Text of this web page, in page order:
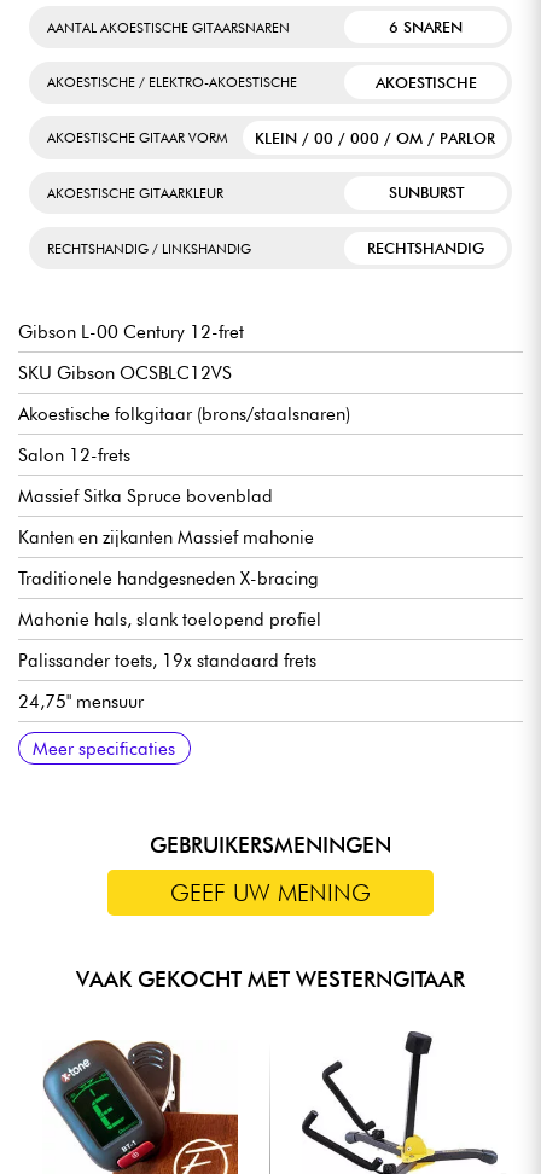
AANTAL AKOESTISCHE GITAARSNAREN 6 SNAREN
AKOESTISCHE / ELEKTRO-AKOESTISCHE AKOESTISCHE
AKOESTISCHE GITAAR VORM KLEIN / 00 / 000 / OM / PARLOR
AKOESTISCHE GITAARKLEUR SUNBURST
RECHTSHANDIG / LINKSHANDIG RECHTSHANDIG
Gibson L-00 Century 12-fret
SKU Gibson OCSBLC12VS
Akoestische folkgitaar (brons/staalsnaren)
Salon 12-frets
Massief Sitka Spruce bovenblad
Kanten en zijkanten Massief mahonie
Traditionele handgesneden X-bracing
Mahonie hals, slank toelopend profiel
Palissander toets, 19x standaard frets
24,75" mensuur
Halsbreedte 1e fret 1.725
Traditionele palissander brug
Gibson Open-back Golden Age stemmechanieken met
crèmekleurige knoppen
Satijn nitrocellulose afwerking
Verkocht met Gibson koffer
Meer specificaties
GEBRUIKERSMENINGEN
GEEF UW MENING
VAAK GEKOCHT MET WESTERNGITAAR